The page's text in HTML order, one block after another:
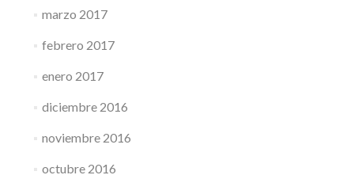
marzo 2017
febrero 2017
enero 2017
diciembre 2016
noviembre 2016
octubre 2016